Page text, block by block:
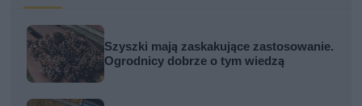
Szyszki mają zaskakujące zastosowanie.
Ogrodnicy dobrze o tym wiedzą